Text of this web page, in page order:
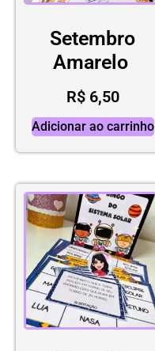
Setembro
Amarelo
R$6,50
Adicionar ao carrinho